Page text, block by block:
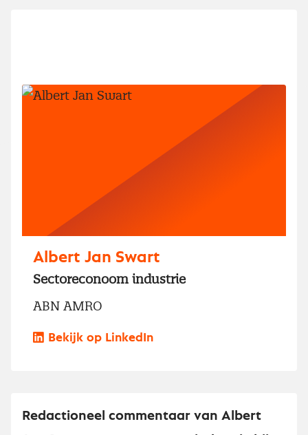
Albert Jan Swart
Sectoreconoom industrie
ABN AMRO
Bekijk op LinkedIn
Redactioneel commentaar van Albert